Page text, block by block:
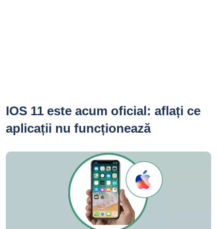
IOS 11 este acum oficial: aflați ce
aplicații nu funcționează